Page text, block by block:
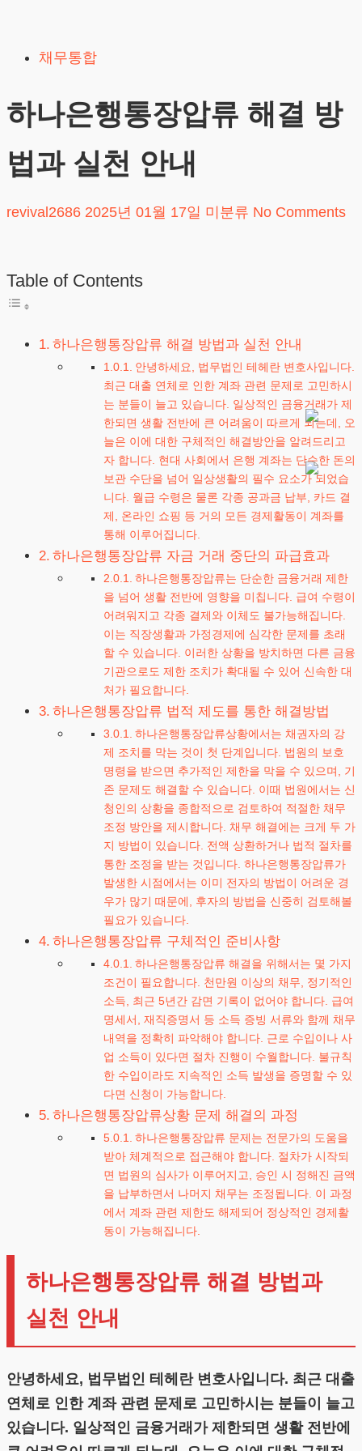
content
채무통합
하나은행통장압류 해결 방
법과 실천 안내
revival2686 2025년 01월 17일 미분류 No Comments
Table of Contents
하나은행통장압류 해결 방법과 실천 안내
안녕하세요, 법무법인 테헤란 변호사입니다.
최근 대출 연체로 인한 계좌 관련 문제로 고민하시
는 분들이 늘고 있습니다. 일상적인 금융거래가 제
한되면 생활 전반에 큰 어려움이 따르게 되는데, 오
늘은 이에 대한 구체적인 해결방안을 알려드리고
자 합니다. 현대 사회에서 은행 계좌는 단순한 돈의
보관 수단을 넘어 일상생활의 필수 요소가 되었습
니다. 월급 수령은 물론 각종 공과금 납부, 카드 결
제, 온라인 쇼핑 등 거의 모든 경제활동이 계좌를
통해 이루어집니다.
하나은행통장압류 자금 거래 중단의 파급효과
하나은행통장압류는 단순한 금융거래 제한
을 넘어 생활 전반에 영향을 미칩니다. 급여 수령이
어려워지고 각종 결제와 이체도 불가능해집니다.
이는 직장생활과 가정경제에 심각한 문제를 초래
할 수 있습니다. 이러한 상황을 방치하면 다른 금융
기관으로도 제한 조치가 확대될 수 있어 신속한 대
처가 필요합니다.
하나은행통장압류 법적 제도를 통한 해결방법
하나은행통장압류상황에서는 채권자의 강
제 조치를 막는 것이 첫 단계입니다. 법원의 보호
명령을 받으면 추가적인 제한을 막을 수 있으며, 기
존 문제도 해결할 수 있습니다. 이때 법원에서는 신
청인의 상황을 종합적으로 검토하여 적절한 채무
조정 방안을 제시합니다. 채무 해결에는 크게 두 가
지 방법이 있습니다. 전액 상환하거나 법적 절차를
통한 조정을 받는 것입니다. 하나은행통장압류가
발생한 시점에서는 이미 전자의 방법이 어려운 경
우가 많기 때문에, 후자의 방법을 신중히 검토해볼
필요가 있습니다.
하나은행통장압류 구체적인 준비사항
하나은행통장압류 해결을 위해서는 몇 가지
조건이 필요합니다. 천만원 이상의 채무, 정기적인
소득, 최근 5년간 감면 기록이 없어야 합니다. 급여
명세서, 재직증명서 등 소득 증빙 서류와 함께 채무
내역을 정확히 파악해야 합니다. 근로 수입이나 사
업 소득이 있다면 절차 진행이 수월합니다. 불규칙
한 수입이라도 지속적인 소득 발생을 증명할 수 있
다면 신청이 가능합니다.
하나은행통장압류상황 문제 해결의 과정
하나은행통장압류 문제는 전문가의 도움을
받아 체계적으로 접근해야 합니다. 절차가 시작되
면 법원의 심사가 이루어지고, 승인 시 정해진 금액
을 납부하면서 나머지 채무는 조정됩니다. 이 과정
에서 계좌 관련 제한도 해제되어 정상적인 경제활
동이 가능해집니다.
하나은행통장압류 해결 방법과
실천 안내
안녕하세요, 법무법인 테헤란 변호사입니다. 최근 대출
연체로 인한 계좌 관련 문제로 고민하시는 분들이 늘고
있습니다. 일상적인 금융거래가 제한되면 생활 전반에